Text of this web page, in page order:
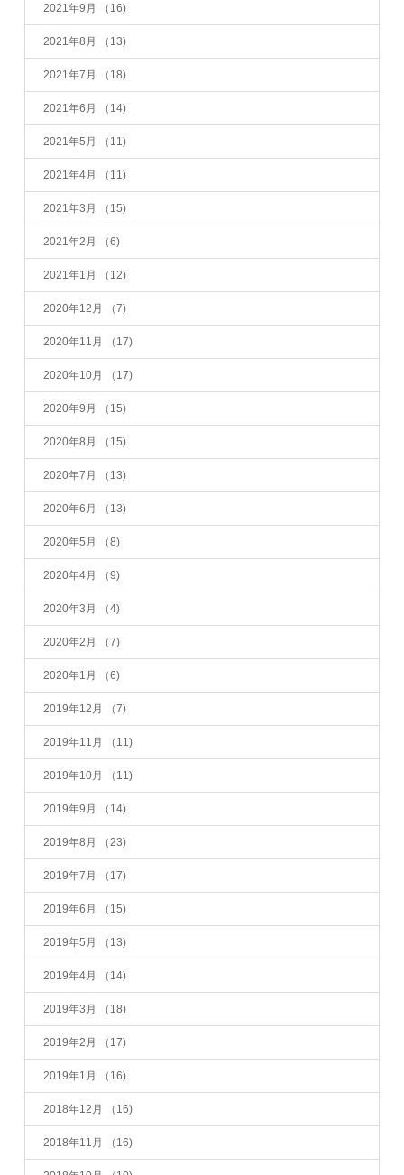
2021年9月 （16)
2021年8月 （13)
2021年7月 （18)
2021年6月 （14)
2021年5月 （11)
2021年4月 （11)
2021年3月 （15)
2021年2月 （6)
2021年1月 （12)
2020年12月 （7)
2020年11月 （17)
2020年10月 （17)
2020年9月 （15)
2020年8月 （15)
2020年7月 （13)
2020年6月 （13)
2020年5月 （8)
2020年4月 （9)
2020年3月 （4)
2020年2月 （7)
2020年1月 （6)
2019年12月 （7)
2019年11月 （11)
2019年10月 （11)
2019年9月 （14)
2019年8月 （23)
2019年7月 （17)
2019年6月 （15)
2019年5月 （13)
2019年4月 （14)
2019年3月 （18)
2019年2月 （17)
2019年1月 （16)
2018年12月 （16)
2018年11月 （16)